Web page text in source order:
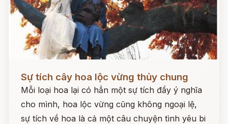
Sự tích cây hoa lộc vừng thủy chung
Mỗi loại hoa lại có hẳn một sự tích đầy ý nghĩa
cho mình, hoa lộc vừng cũng không ngoại lệ,
sự tích về hoa là cả một câu chuyện tình yêu bi